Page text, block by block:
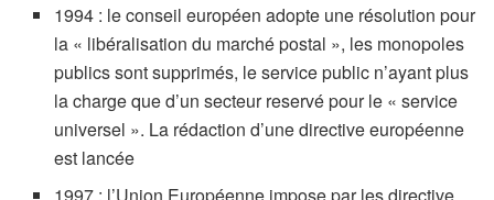
1994 : le conseil européen adopte une résolution pour
la « libéralisation du marché postal », les monopoles
publics sont supprimés, le service public n’ayant plus
la charge que d’un secteur reservé pour le « service
universel ». La rédaction d’une directive européenne
est lancée
1997 : l’Union Européenne impose par les directive